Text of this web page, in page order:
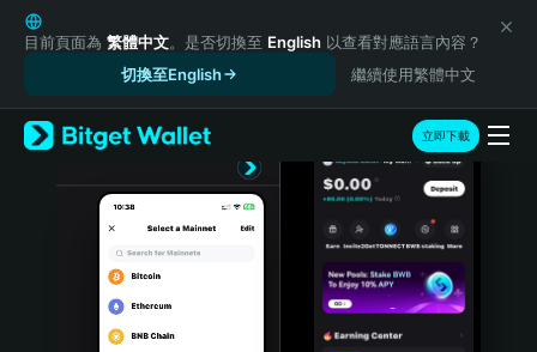
English
日本語
Русский
Español (Latinoamérica)
Türkçe
Português (Portugal)
目前頁面為 繁體中文。是否切換至 English 以查看對應語言內容？
切換至English
繼續使用繁體中文
立即下載